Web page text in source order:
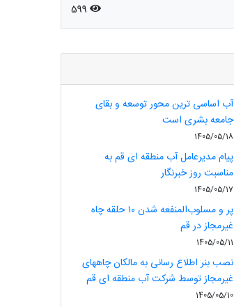
599
آب اساسی ترین محور توسعه و بقای
جامعه بشری است
1405/05/18
پیام مدیرعامل آب منطقه ای قم به
مناسبت روز خبرنگار
1405/05/17
پر و مسلوب‌المنفعه شدن ۱۰ حلقه چاه
غیرمجاز در قم
1405/05/11
نصب بنر اطلاع رسانی به مالکان چاههای
غیرمجاز توسط شرکت آب منطقه ای قم
1405/05/10